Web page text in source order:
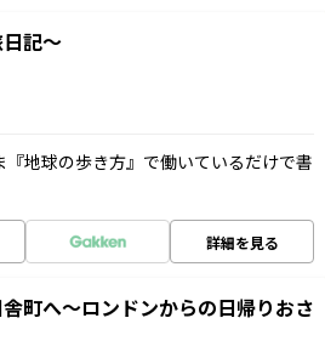
記～
地球の歩き方』で働いているだけで書
詳細を見る
町へ～ロンドンからの日帰りおさ